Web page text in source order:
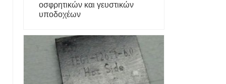
οσφρητικών και γευστικών
υποδοχέων